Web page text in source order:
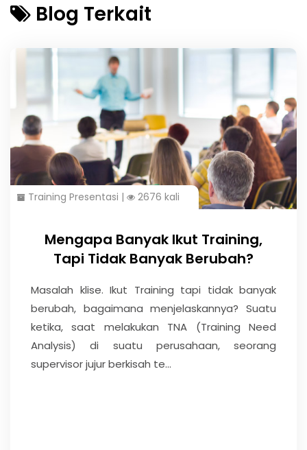
Blog Terkait
Training Presentasi | 2676 kali
Mengapa Banyak Ikut Training,
Tapi Tidak Banyak Berubah?
Masalah klise. Ikut Training tapi tidak banyak
berubah, bagaimana menjelaskannya? Suatu
ketika, saat melakukan TNA (Training Need
Analysis) di suatu perusahaan, seorang
supervisor jujur berkisah te...